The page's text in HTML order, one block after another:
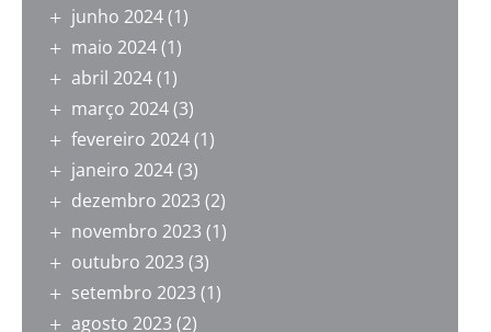
junho 2024(1)
maio 2024(1)
abril 2024(1)
março 2024(3)
fevereiro 2024(1)
janeiro 2024(3)
dezembro 2023 (2)
novembro 2023 (1)
outubro 2023 (3)
setembro 2023 (1)
agosto 2023 (2)